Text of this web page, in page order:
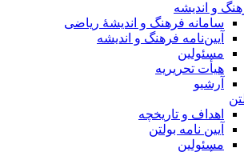
و اندیشه
سامانه فرهنگ و اندیشۀ ریاضی
آیین‌نامه فرهنگ و اندیشه
مسئولین
هیأت تحریریه
آرشیو
اهداف و تاریخچه
آیین نامه بولتن
مسئولین